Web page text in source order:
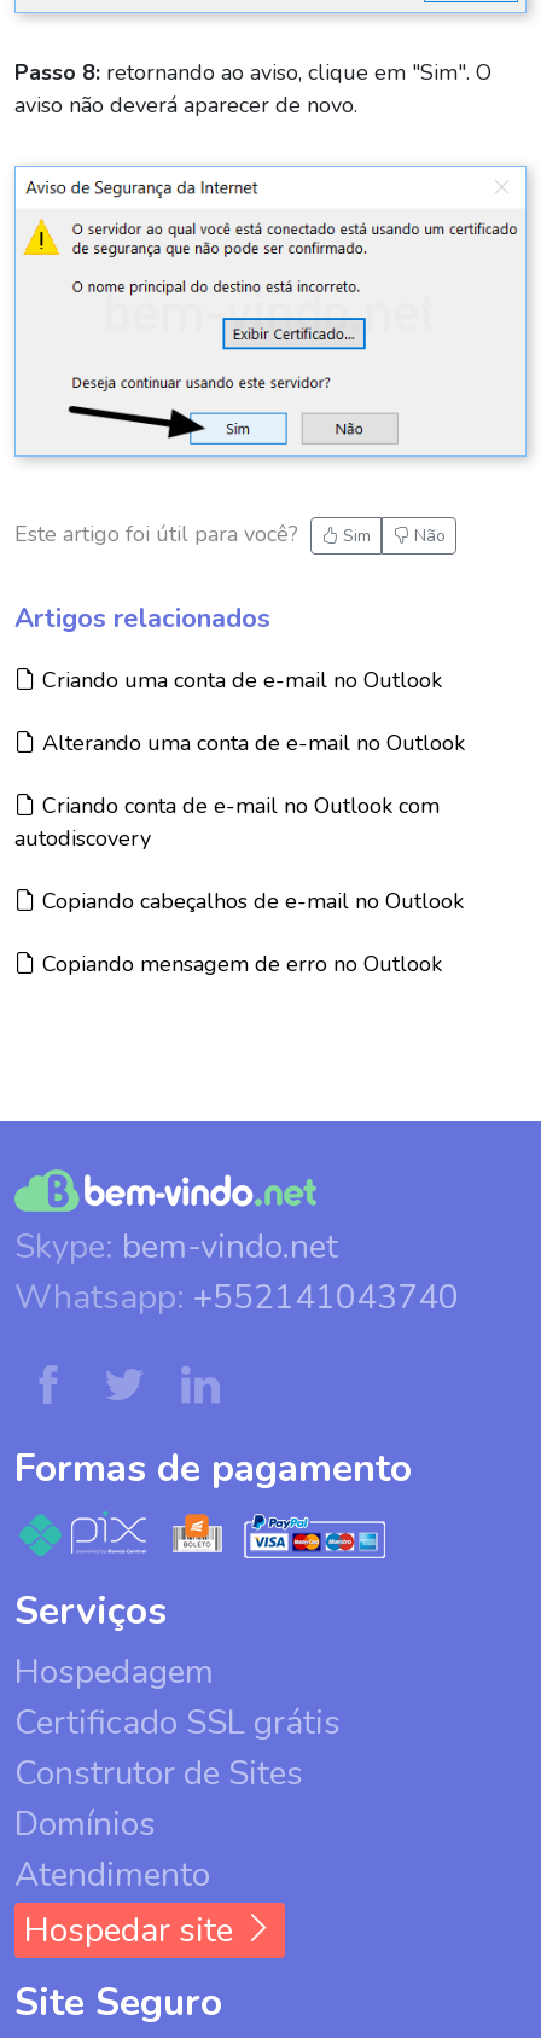
Passo 8: retornando ao aviso, clique em "Sim". O
aviso não deverá aparecer de novo.
Este artigo foi útil para você? Sim Não
Artigos relacionados
Artigo:
Criando uma conta de e-mail no Outlook
Artigo:
Alterando uma conta de e-mail no Outlook
Artigo:
Criando conta de e-mail no Outlook com
autodiscovery
Artigo:
Copiando cabeçalhos de e-mail no Outlook
Artigo:
Copiando mensagem de erro no Outlook
Skype: bem-vindo.net
Whatsapp: +552141043740
Formas de pagamento
Serviços
Hospedagem
Certificado SSL grátis
Construtor de Sites
Domínios
Atendimento
Hospedar site
Site Seguro